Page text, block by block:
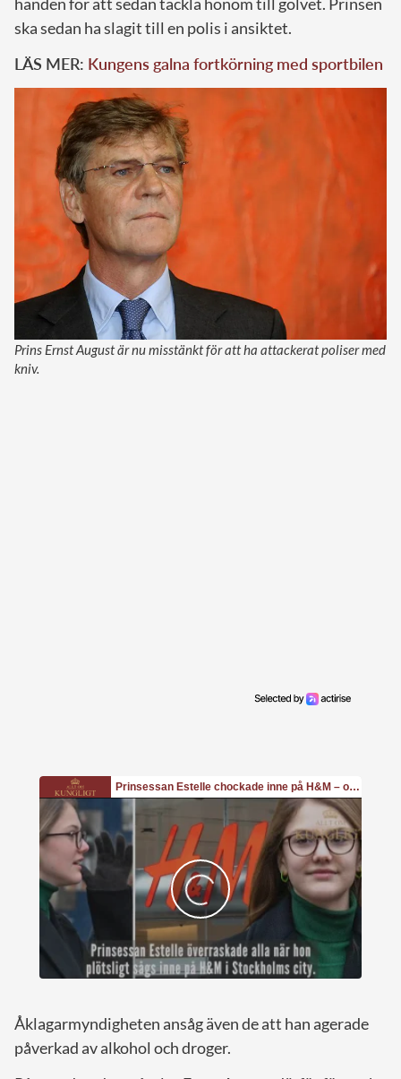
ska sedan ha slagit till en polis i ansiktet.
LÄS MER: Kungens galna fortkörning med sportbilen
Prins Ernst August är nu misstänkt för att ha attackerat poliser med
kniv.
Åklagarmyndigheten ansåg även de att han agerade
påverkad av alkohol och droger.